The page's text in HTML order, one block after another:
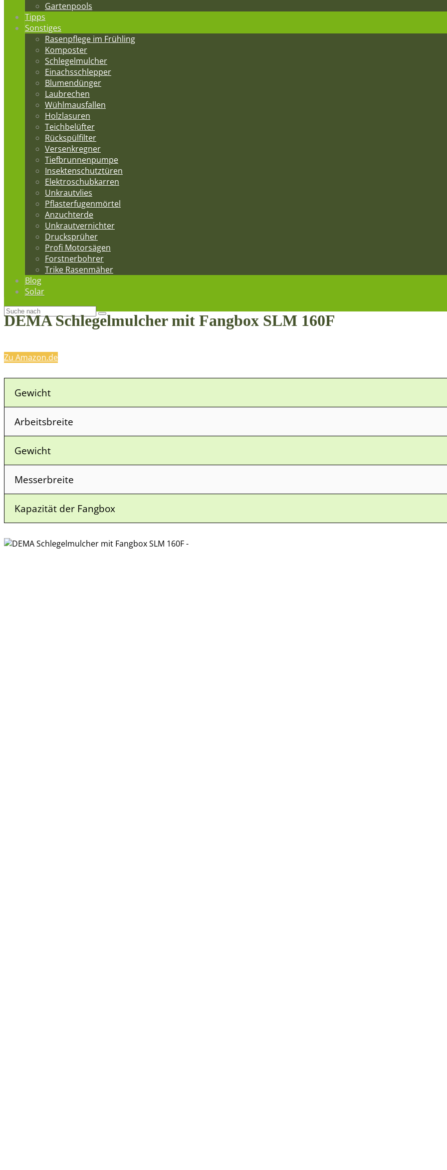
Gartenpools
Tipps
Sonstiges
Rasenpflege im Frühling
Komposter
Schlegelmulcher
Einachsschlepper
Blumendünger
Laubrechen
Wühlmausfallen
Holzlasuren
Teichbelüfter
Rückspülfilter
Versenkregner
Tiefbrunnenpumpe
Insektenschutztüren
Elektroschubkarren
Unkrautvlies
Pflasterfugenmörtel
Anzuchterde
Unkrautvernichter
Drucksprüher
Profi Motorsägen
Forstnerbohrer
Trike Rasenmäher
Blog
Solar
DEMA Schlegelmulcher mit Fangbox SLM 160F
Zu Amazon.de
Gewicht
Arbeitsbreite
Gewicht
Messerbreite
Kapazität der Fangbox